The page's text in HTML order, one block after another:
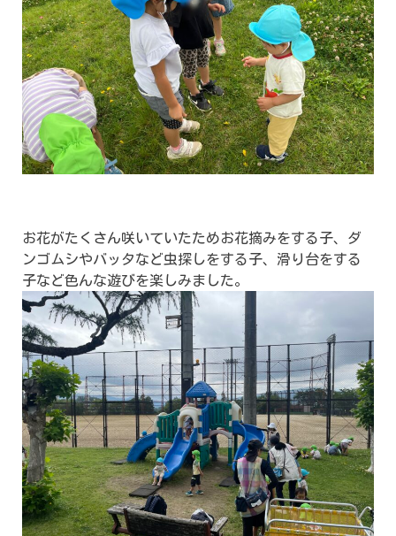
お花がたくさん咲いていたためお花摘みをする子、ダ
ンゴムシやバッタなど虫探しをする子、滑り台をする
子など色んな遊びを楽しみました。